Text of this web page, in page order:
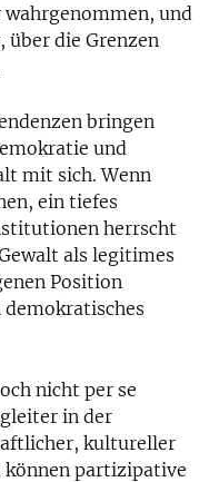
und
über die Grenzen
bringen
und
mit sich. Wenn
ein tiefes
herrscht
als legitimes
Position
demokratisches
nicht per se
in der
kultureller
partizipative